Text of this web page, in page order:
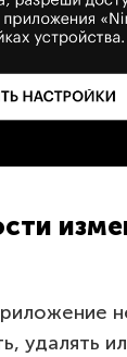
удалять